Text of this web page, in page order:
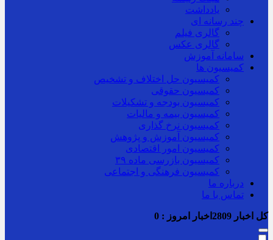
یادداشت
چند رسانه ای
گالری فیلم
گالری عکس
سامانه آموزش
کمیسیون ها
کمیسیون حل اختلاف و تشخیص
کمیسیون حقوقی
کمیسیون بودجه و تشکیلات
کمیسیون بیمه و مالیات
کمیسیون نرخ گذاری
کمیسیون آموزش و پژوهش
کمیسیون امور اقتصادی
کمیسیون بازرسی ماده ۳۹
کمیسیون فرهنگی و اجتماعی
درباره ما
تماس با ما
کل اخبار اخبار امروز : 0